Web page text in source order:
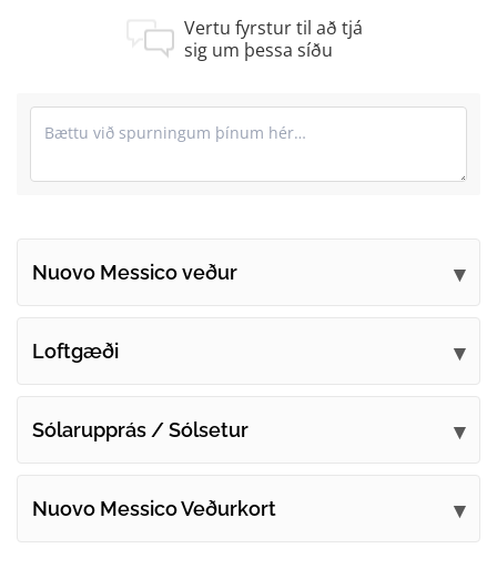
Vertu fyrstur til að tjá
sig um þessa síðu
Nuovo Messico veður
Loftgæði
Sólarupprás / Sólsetur
Nuovo Messico Veðurkort